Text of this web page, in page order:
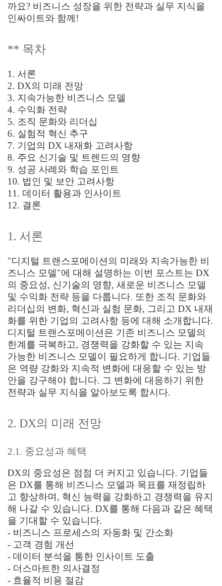
까요? 비즈니스 성장을 위한 전략과 실무 지식을
인싸이트와 함께!
** 목차
1. 서론
2. DX의 미래 전망
3. 지속가능한 비즈니스 모델
4. 수익화 전략
5. 조직 문화와 리더십
6. 실험적 혁신 추구
7. 기업의 DX 내재화 고려사항
8. 주요 신기술 및 트렌드의 영향
9. 성공 사례와 학습 포인트
10. 법인 및 보안 고려사항
11. 데이터 활용과 인사이트
12. 결론
1. 서론
"디지털 트랜스포메이션의 미래와 지속가능한 비
즈니스 모델"에 대해 설명하는 이번 포스트는 DX
의 중요성, 신기술의 영향, 새로운 비즈니스 모델
및 수익화 전략 등을 다룹니다. 또한 조직 문화와
리더십의 변화, 혁신과 실험 문화, 그리고 DX 내재
화를 위한 기업의 고려사항 등에 대해 소개합니다.
디지털 트랜스포메이션은 기존 비즈니스 모델의
한계를 극복하고, 경쟁력을 강화할 수 있는 지속
가능한 비즈니스 모델이 필요하게 합니다. 기업들
은 역량 강화와 지속적 변화에 대응할 수 있는 방
안을 강구해야 합니다. 그 변화에 대응하기 위한
전략과 실무 지식을 알아보도록 합시다.
2. DX의 미래 전망
2.1. 중요성과 혜택
DX의 중요성은 점점 더 커지고 있습니다. 기업들
은 DX를 통해 비즈니스 모델과 목표를 재정립하
고 향상하며, 혁신 능력을 강화하고 경쟁력을 유지
해 나갈 수 있습니다. DX를 통해 다음과 같은 혜택
을 기대할 수 있습니다.
- 비즈니스 프로세스의 자동화 및 간소화
- 고객 경험 개선
- 데이터 분석을 통한 인사이트 도출
- 더스마트한 의사결정
- 효율적 비용 절감